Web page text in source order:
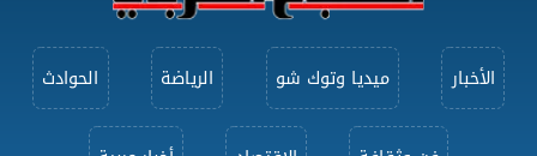
الأخبار ميديا وتوك شو الرياضة الحوادث